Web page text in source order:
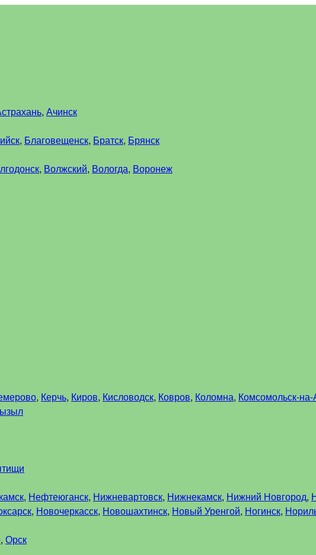
, Ачинск
, Благовещенск, Братск, Брянск
, Волжский, Вологда, Воронеж
, Керчь, Киров, Кисловодск, Ковров, Коломна, Комсомольск-
, Нефтеюганск, Нижневартовск, Нижнекамск, Нижний Новгород,
, Новочеркасск, Новошахтинск, Новый Уренгой, Ногинск,
, Орск